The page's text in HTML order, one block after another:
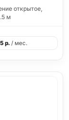
открытое,
м
р./ мес.